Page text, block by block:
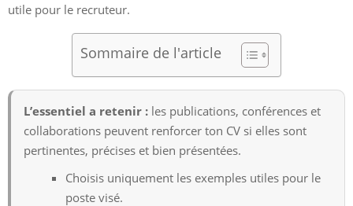
utile pour le recruteur.
Sommaire de l'article
L’essentiel a retenir : les publications, conférences et
collaborations peuvent renforcer ton CV si elles sont
pertinentes, précises et bien présentées.
Choisis uniquement les exemples utiles pour le
poste visé.